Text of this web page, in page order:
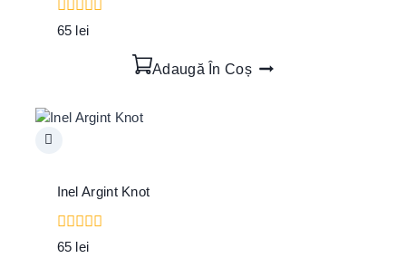
0
65 lei
Adaugă În Coș
Inel Argint Knot
0
65 lei